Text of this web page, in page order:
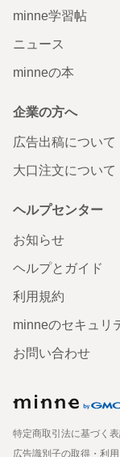
minne学習帖
ニュース
minneの本
企業の方へ
広告出稿について
大口注文について
ヘルプセンター
お知らせ
ヘルプとガイド
利用規約
minneのセキュリ
お問い合わせ
特定商取引法に基づく
広告識別子の取得・利用